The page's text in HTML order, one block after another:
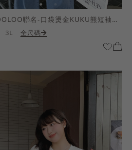
HOOLOOLOO聯名-口袋燙金KUKU熊短袖上衣
3L 全尺碼